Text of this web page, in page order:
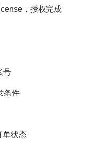
，授权完成
号
条件
单状态